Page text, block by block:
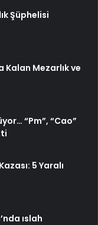
Şüphelisi
Kalan Mezarlık ve
“Pm”, “Cao”
5 Yaralı
ıslah